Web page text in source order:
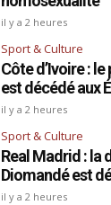
il y a 2 heures
Sport & Culture
Côte d’Ivoire :
est décédé aux
il y a 2 heures
Sport & Culture
Real Madrid : la
Diomandé est
il y a 2 heures